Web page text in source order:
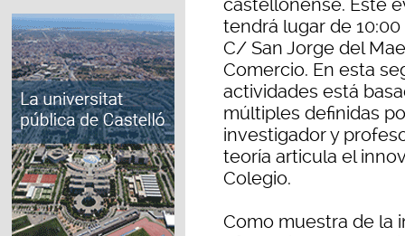
castellonense. Este
tendrá lugar de
C/ San Jorge del
Comercio. En esta
actividades está
múltiples definidas
investigador y
teoría articula el
Colegio.
Como muestra de la